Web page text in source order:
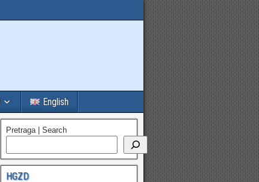
English
Pretraga | Search
HGZD